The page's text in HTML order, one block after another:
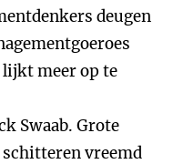
deugen
meer op te
Swaab. Grote
schitteren vreemd